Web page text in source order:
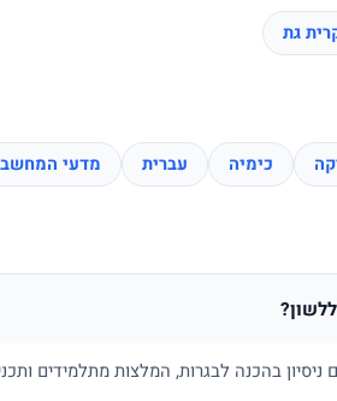
גת
כימיה עברית מדעי המחשב
בהכנה לבגרות, המלצות מתלמידים